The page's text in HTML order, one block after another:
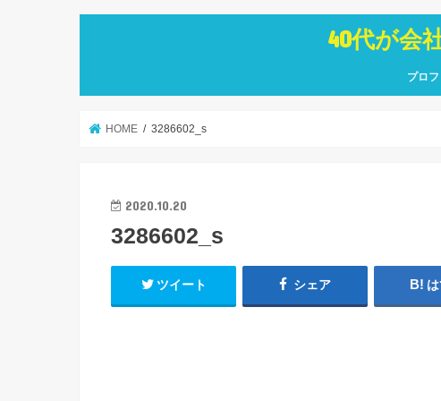
40代が会
プロ
HOME 3286602_s
2020.10.20
3286602_s
ツイート シェア